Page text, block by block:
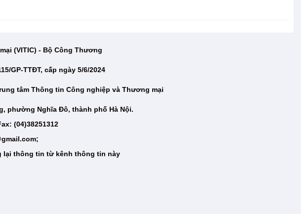
(VITIC) - Bộ Công Thương
GP-TTĐT, cấp ngày 5/6/2024
tâm Thông tin Công nghiệp và Thương mại
phường Nghĩa Đô, thành phố Hà Nội.
(04)38251312
lại thông tin từ kênh thông tin này